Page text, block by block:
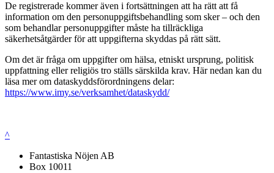
De registrerade kommer även i fortsättningen att ha rätt att få
information om den personuppgiftsbehandling som sker – och den
som behandlar personuppgifter måste ha tillräckliga
säkerhetsåtgärder för att uppgifterna skyddas på rätt sätt.
Om det är fråga om uppgifter om hälsa, etniskt ursprung, politisk
uppfattning eller religiös tro ställs särskilda krav. Här nedan kan du
läsa mer om dataskyddsförordningens delar:
https://www.imy.se/verksamhet/dataskydd/
^
Fantastiska Nöjen AB
Box 10011